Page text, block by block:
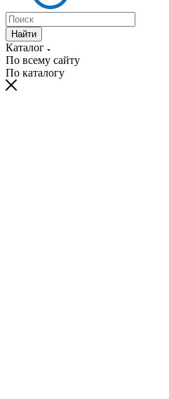
Найти
Каталог
По всему сайту
По каталогу